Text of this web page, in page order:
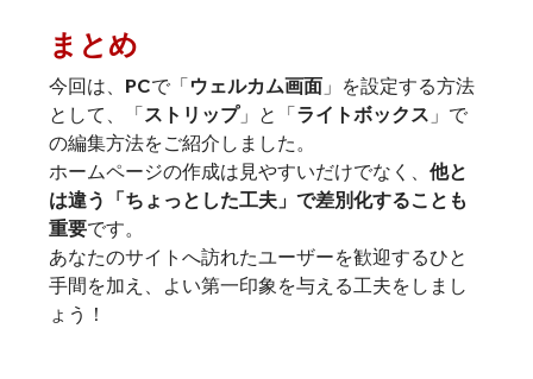
まとめ
今回は、PCで「ウェルカム画面」を設定する方法
として、「ストリップ」と「ライトボックス 」で
の編集方法をご紹介しました。
ホームページの作成は見やすいだけでなく、 他と
は違う「ちょっとした工夫」で差別化することも
重要です。
あなたのサイトへ訪れたユーザーを歓迎するひと
手間を加え、よい第一印象を与える工夫をしまし
ょう！